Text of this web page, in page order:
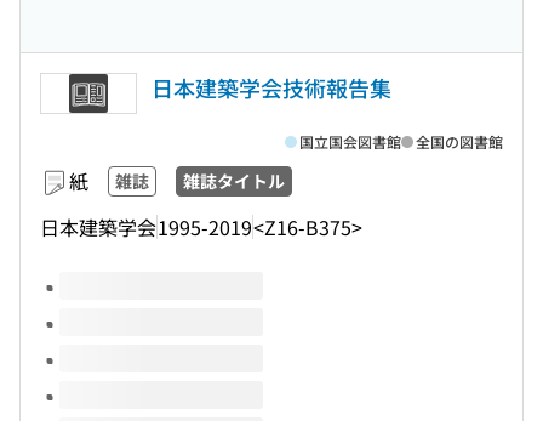
日本建築学会技術報告集
紙 雑誌 雑誌タイトル
日本建築学会1995-2019<Z16-B375>
国立国会図書館 全国の図書館
このタイトルの巻号